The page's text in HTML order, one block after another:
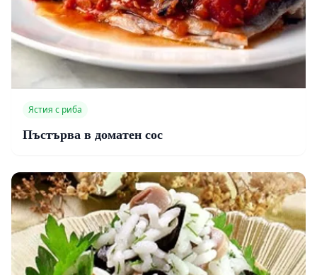
Ястия с риба
Пъстърва в доматен сос